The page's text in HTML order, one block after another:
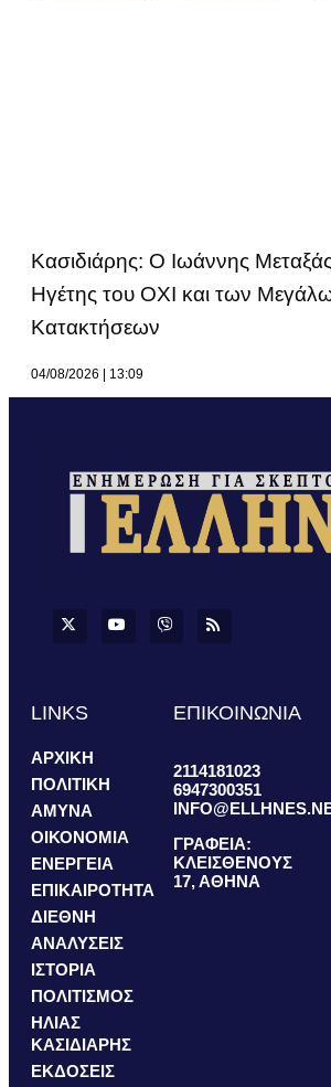
Κασιδιάρης: Ο Ιωάννης Μεταξάς
Ηγέτης του ΟΧΙ και των
Κατακτήσεων
04/08/2026 13:09
LINKS
ΑΡΧΙΚΗ
ΠΟΛΙΤΙΚΗ
ΑΜΥΝΑ
ΟΙΚΟΝΟΜΙΑ
ΕΝΕΡΓΕΙΑ
ΕΠΙΚΑΙΡΟΤΗΤΑ
ΔΙΕΘΝΗ
ΑΝΑΛΥΣΕΙΣ
ΙΣΤΟΡΙΑ
ΠΟΛΙΤΙΣΜΟΣ
ΗΛΙΑΣ
ΚΑΣΙΔΙΑΡΗΣ
ΕΚΔΟΣΕΙΣ
ΕΠΙΚΟΙΝΩΝΙΑ
2114181023
6947300351
ΓΡΑΦΕΙΑ:
ΚΛΕΙΣΘΕΝΟΥΣ
17, ΑΘΗΝΑ